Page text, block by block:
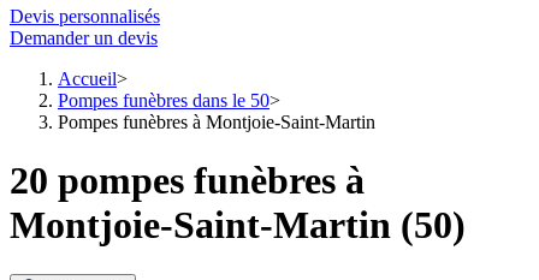
Devis personnalisés
Demander un devis
Accueil
Pompes funèbres dans le 50
Pompes funèbres à Montjoie-Saint-Martin
20 pompes funèbres à
Montjoie-Saint-Martin (50)